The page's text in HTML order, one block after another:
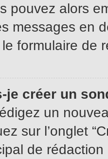
pouvez alors
messages en
formulaire de
je créer un
un
sur l’onglet
de